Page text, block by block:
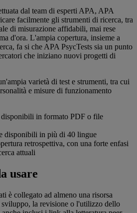
dal team di esperti APA, APA
facilmente gli strumenti di ricerca, tra
di misurazione affidabili, mai rese
d'ora. L'ampia copertura, insieme a
fa si che APA PsycTests sia un punto
che iniziano nuovi progetti di
varietà di test e strumenti, tra cui
e misure di funzionamento
disponibili in formato PDF o file
disponibili in più di 40 lingue
retrospettiva, con una forte enfasi
attuali
usare
è collegato ad almeno una risorsa
la revisione o l'utilizzo dello